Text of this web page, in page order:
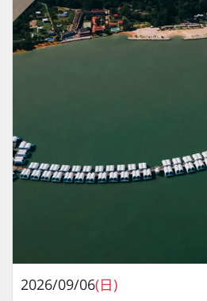
2026/09/06(日)